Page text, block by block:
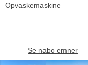
Opvaskemaskine
Se nabo emner